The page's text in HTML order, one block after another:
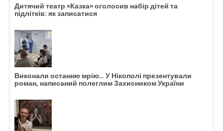
Дитячий театр «Казка» оголосив набір дітей та
підлітків: як записатися
Виконали останню мрію… У Нікополі презентували
роман, написаний полеглим Захисником України